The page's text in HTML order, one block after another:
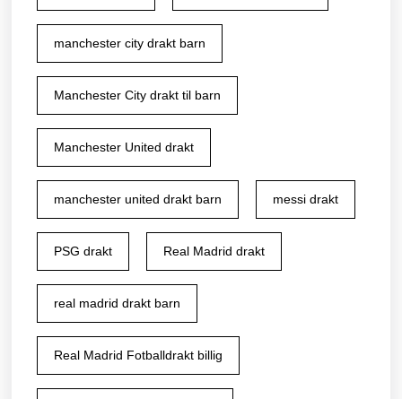
manchester city drakt barn
Manchester City drakt til barn
Manchester United drakt
manchester united drakt barn messi drakt
PSG drakt Real Madrid drakt
real madrid drakt barn
Real Madrid Fotballdrakt billig